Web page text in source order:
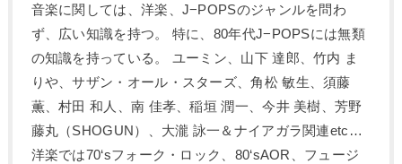
音楽に関しては、洋楽、J−POPSのジャンルを問わ
ず、広い知識を持つ。 特に、80年代J−POPSには無類
の知識を持っている。 ユーミン、山下 達郎、竹内 ま
りや、サザン・オール・スターズ、角松 敏生、須藤
薫、村田 和人、南 佳孝、稲垣 潤一、今井 美樹、芳野
藤丸（SHOGUN）、大瀧 詠一＆ナイアガラ関連etc…
洋楽では70‘sフォーク・ロック、80‘sAOR、フュージ